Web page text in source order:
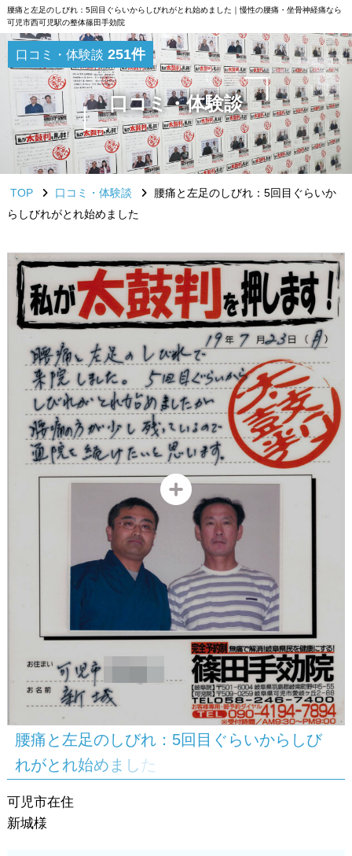
腰痛と左足のしびれ：5回目ぐらいからしびれがとれ始めました｜慢性の腰痛・坐骨神経痛なら
可児市西可児駅の整体篠田手効院
口コミ・体験談 251件
口コミ・体験談
TOP 口コミ・体験談
腰痛と左足のしびれ：5回目ぐらいか
らしびれがとれ始めました
腰痛と左足の しびれ： 5回 目 ぐ らいから しび
れがとれ始め ま した
可児市在住
新城様